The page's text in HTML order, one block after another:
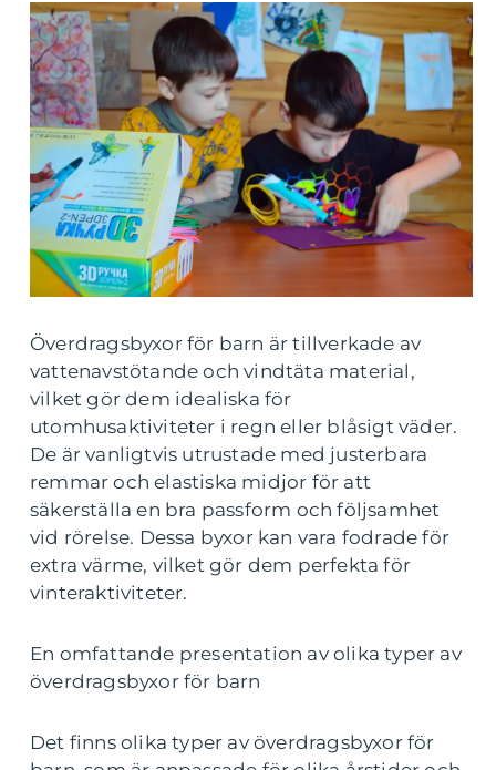
Överdragsbyxor för barn är tillverkade av
vattenavstötande och vindtäta material,
vilket gör dem idealiska för
utomhusaktiviteter i regn eller blåsigt väder.
De är vanligtvis utrustade med justerbara
remmar och elastiska midjor för att
säkerställa en bra passform och följsamhet
vid rörelse. Dessa byxor kan vara fodrade för
extra värme, vilket gör dem perfekta för
vinteraktiviteter.
En omfattande presentation av olika typer av
överdragsbyxor för barn
Det finns olika typer av överdragsbyxor för